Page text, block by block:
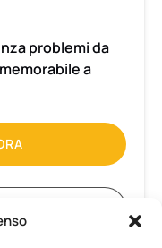
problemi da
a